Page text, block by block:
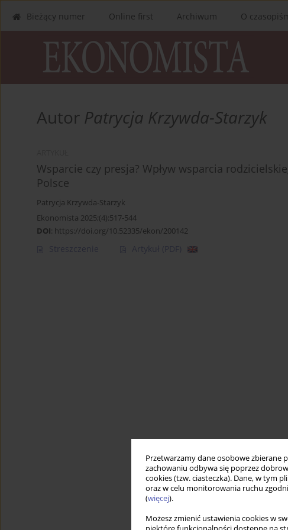
Przetwarzamy dane osobowe zbierane
zachowaniu odbywa się poprzez
cookies (tzw. ciasteczka). Dane, w tym
oraz w celu monitorowania ruchu
(więcej).
Możesz zmienić ustawienia cookies w
Bieżący numer Online first Archiwum O
Autor Patrycja Krzywda-Starzyk
Wsparcie czy presja? Wpływ wsparcia
Polsce
Patrycja Krzywda-Starzyk
Ekonomista 2025;(4):517-544
DOI: https://doi.org/10.52335/ekon/200142
Streszczenie Artykuł (PDF)